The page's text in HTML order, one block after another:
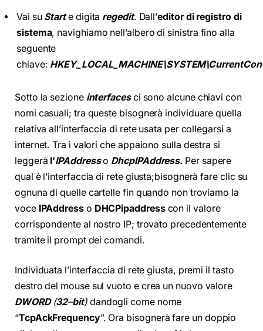
Vai su Starte digita regedit. Dall’editor di registro di
sistema, navighiamo nell’albero di sinistra fino alla
seguente
chiave:
Sotto la sezione interfaces ci sono alcune chiavi con
nomi casuali; tra queste bisognerà individuare quella
relativa all’interfaccia di rete usata per collegarsi a
internet. Tra i valori che appaiono sulla destra si
leggerà l’IPAddress o DhcpIPAddress. Per sapere
qual è l’interfaccia di rete giusta;bisognerà fare clic su
ognuna di quelle cartelle fin quando non troviamo la
voce IPAddress o DHCPipaddress con il valore
corrispondente al nostro IP; trovato precedentemente
tramite il prompt dei comandi.
Individuata l’interfaccia di rete giusta, premi il tasto
destro del mouse sul vuoto e crea un nuovo valore
DWORD (32–bit)dandogli come nome
“TcpAckFrequency”. Ora bisognerà fare un doppio